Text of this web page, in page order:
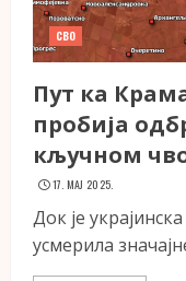
СВО
Пут ка
пробија
кључном
17. МАЈ 2025.
Док је
усмерила